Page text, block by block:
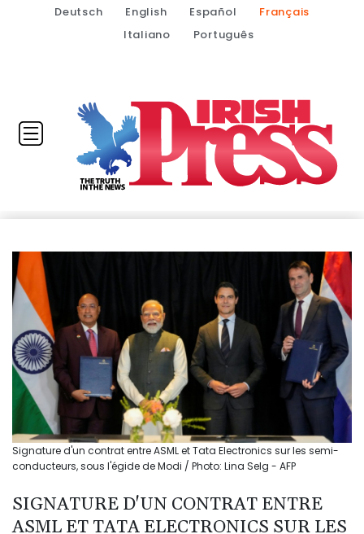
Deutsch English Español
Français
Italiano
Português
Signature d'un contrat entre ASML et Tata Electronics sur les semi-
conducteurs, sous l'égide de Modi / Photo: Lina Selg - AFP
SIGNATURE D'UN CONTRAT ENTRE
ASML ET TATA ELECTRONICS SUR LES